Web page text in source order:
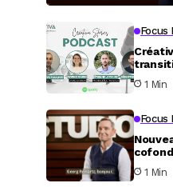
Focus
1 Min
Focus
1 Min